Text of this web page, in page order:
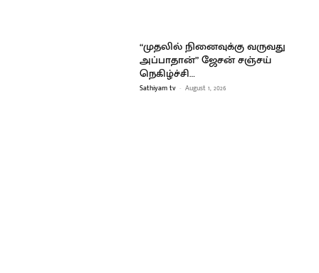
“முதலில் நினைவுக்கு வருவது
அப்பாதான்” ஜேசன் சஞ்சய்
நெகிழ்ச்சி…
Sathiyam tv - August 1, 2026